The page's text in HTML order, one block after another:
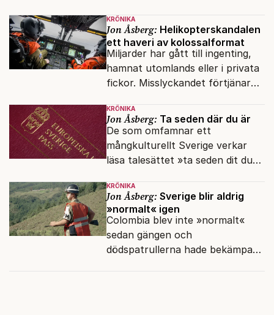
KRÖNIKA
Jon Åsberg: Helikopterskandalen
ett haveri av kolossalformat
Miljarder har gått till ingenting,
hamnat utomlands eller i privata
fickor. Misslyckandet förtjänar
KRÖNIKA
Jon Åsberg: Ta seden där du är
De som omfamnar ett
mångkulturellt Sverige verkar
läsa talesättet »ta seden dit du
KRÖNIKA
Jon Åsberg: Sverige blir aldrig
»normalt« igen
Colombia blev inte »normalt«
sedan gängen och
dödspatrullerna hade bekämpats.